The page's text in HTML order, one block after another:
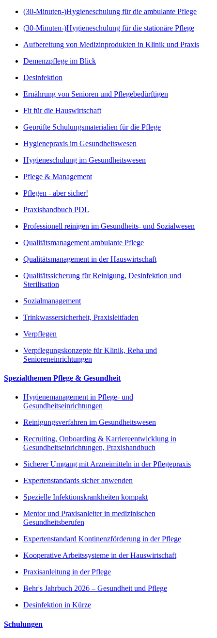
(30-Minuten-)Hygieneschulung für die ambulante Pflege
(30-Minuten-)Hygieneschulung für die stationäre Pflege
Aufbereitung von Medizinprodukten in Klinik und Praxis
Demenzpflege im Blick
Desinfektion
Ernährung von Senioren und Pflegebedürftigen
Fit für die Hauswirtschaft
Geprüfte Schulungsmaterialien für die Pflege
Hygienepraxis im Gesundheitswesen
Hygieneschulung im Gesundheitswesen
Pflege & Management
Pflegen - aber sicher!
Praxishandbuch PDL
Professionell reinigen im Gesundheits- und Sozialwesen
Qualitätsmanagement ambulante Pflege
Qualitätsmanagement in der Hauswirtschaft
Qualitätssicherung für Reinigung, Desinfektion und
Sterilisation
Sozialmanagement
Trinkwassersicherheit, Praxisleitfaden
Verpflegen
Verpflegungskonzepte für Klinik, Reha und
Senioreneinrichtungen
Spezialthemen Pflege & Gesundheit
Hygienemanagement in Pflege- und
Gesundheitseinrichtungen
Reinigungsverfahren im Gesundheitswesen
Recruiting, Onboarding & Karriereentwicklung in
Gesundheitseinrichtungen, Praxishandbuch
Sicherer Umgang mit Arzneimitteln in der Pflegepraxis
Expertenstandards sicher anwenden
Spezielle Infektionskrankheiten kompakt
Mentor und Praxisanleiter in medizinischen
Gesundheitsberufen
Expertenstandard Kontinenzförderung in der Pflege
Kooperative Arbeitssysteme in der Hauswirtschaft
Praxisanleitung in der Pflege
Behr's Jahrbuch 2026 – Gesundheit und Pflege
Desinfektion in Kürze
Schulungen